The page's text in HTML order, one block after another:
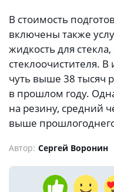
В стоимость
включены также
жидкость для
стеклоочистителя. В
чуть выше 38 тысяч
в прошлом году.
на резину, средний
выше
Автор: Сергей Воронин